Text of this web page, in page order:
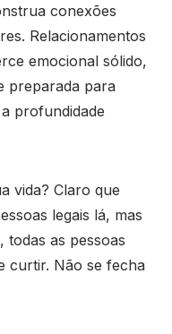
conexões
Relacionamentos
emocional sólido,
preparada para
profundidade
vida? Claro que
legais lá, mas
todas as pessoas
curtir. Não se fecha